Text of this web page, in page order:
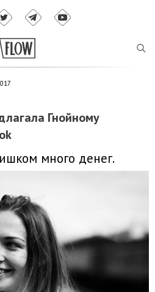
Гнойному
много денег.